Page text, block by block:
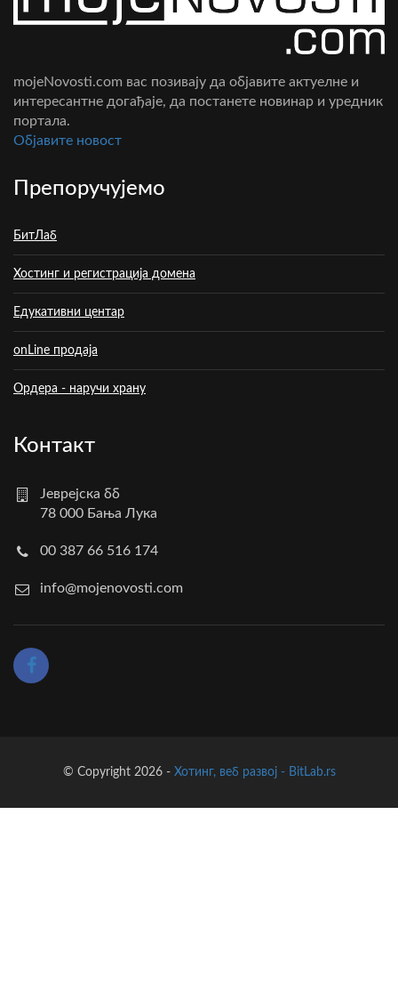
mojeNovosti.com вас позивају да објавите актуелне и
интересантне догађаје, да постанете новинар и уредник
портала.
Oбјавите новост
Препоручујемо
БитЛаб
Хостинг и регистрација домена
Едукативни центар
onLine продаја
Ордера - наручи храну
Контакт
Јеврејска бб
78 000 Бања Лука
00 387 66 516 174
info@mojenovosti.com
© Copyright 2026 - Хотинг, веб развој - BitLab.rs